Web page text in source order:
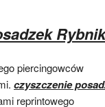
Rybnik
piercingowców
czyszczenie
reprintowego